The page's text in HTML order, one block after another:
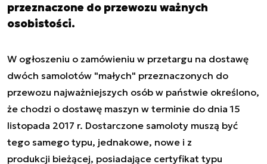
przeznaczone do przewozu ważnych
osobistości.
W ogłoszeniu o zamówieniu w przetargu na dostawę
dwóch samolotów "małych" przeznaczonych do
przewozu najważniejszych osób w państwie określono,
że chodzi o dostawę maszyn w terminie do dnia 15
listopada 2017 r. Dostarczone samoloty muszą być
tego samego typu, jednakowe, nowe i z
produkcji bieżącej, posiadające certyfikat typu